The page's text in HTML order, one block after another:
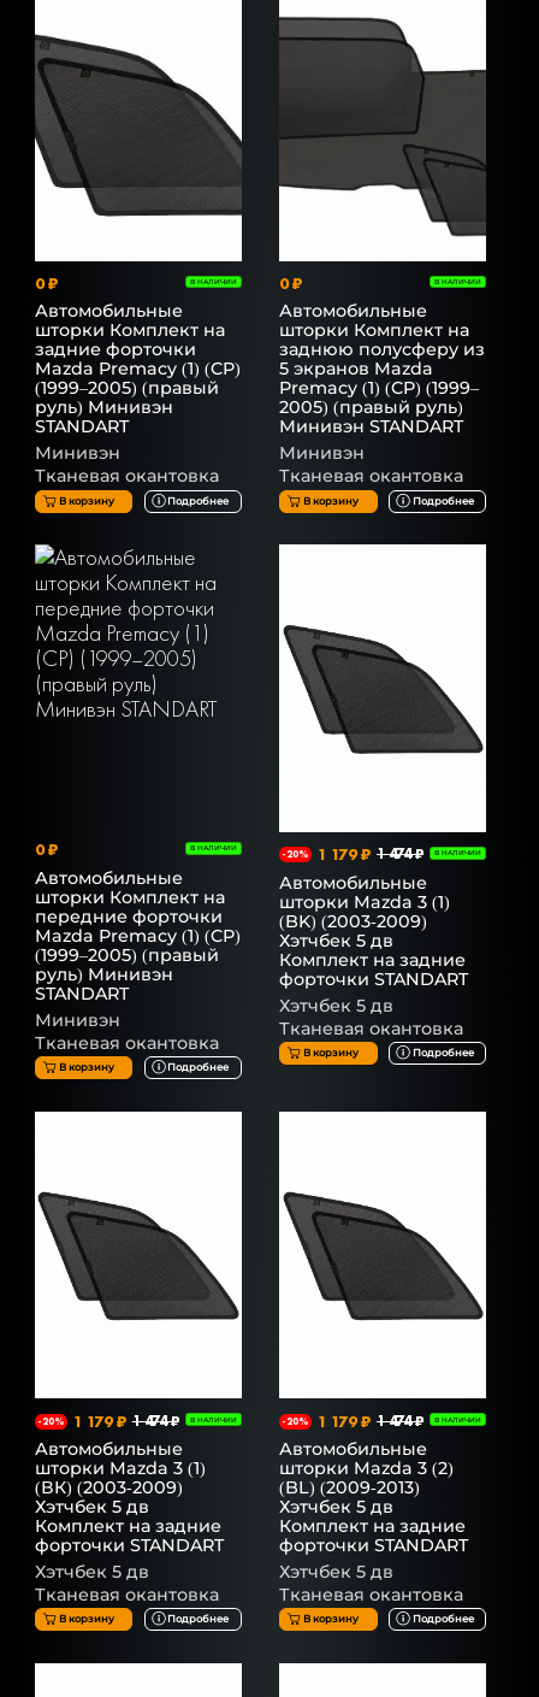
0 ₽ В НАЛИЧИИ
Автомобильные
шторки Комплект на
задние форточки
Mazda Premacy (1) (CP)
(1999–2005) (правый
руль) Минивэн
STANDART
Минивэн
Тканевая окантовка
В корзину Подробнее
0 ₽ В НАЛИЧИИ
Автомобильные
шторки Комплект на
заднюю полусферу из
5 экранов Mazda
Premacy (1) (CP) (1999–
2005) (правый руль)
Минивэн STANDART
Минивэн
Тканевая окантовка
В корзину Подробнее
0 ₽ В НАЛИЧИИ
Автомобильные
шторки Комплект на
передние форточки
Mazda Premacy (1) (CP)
(1999–2005) (правый
руль) Минивэн
STANDART
Минивэн
Тканевая окантовка
В корзину Подробнее
-20% 1 179 ₽ 1 474 ₽ В НАЛИЧИИ
Автомобильные
шторки Mazda 3 (1)
(BK) (2003-2009)
Хэтчбек 5 дв
Комплект на задние
форточки STANDART
Хэтчбек 5 дв
Тканевая окантовка
В корзину Подробнее
-20% 1 179 ₽ 1 474 ₽ В НАЛИЧИИ
Автомобильные
шторки Mazda 3 (1)
(ВК) (2003-2009)
Хэтчбек 5 дв
Комплект на задние
форточки STANDART
Хэтчбек 5 дв
Тканевая окантовка
В корзину Подробнее
-20% 1 179 ₽ 1 474 ₽ В НАЛИЧИИ
Автомобильные
шторки Mazda 3 (2)
(BL) (2009-2013)
Хэтчбек 5 дв
Комплект на задние
форточки STANDART
Хэтчбек 5 дв
Тканевая окантовка
В корзину Подробнее